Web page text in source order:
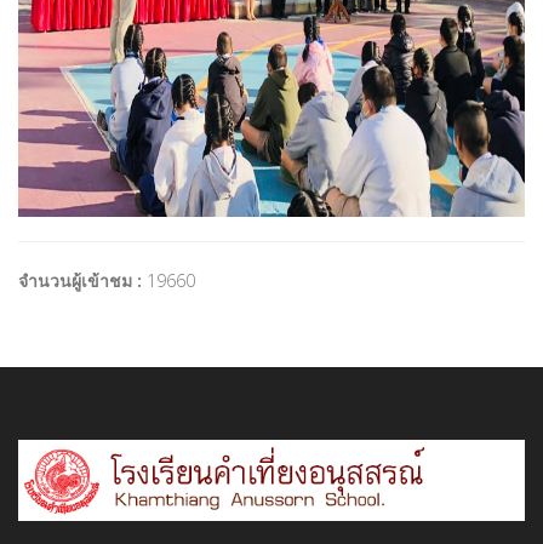
จำนวนผู้เข้าชม : 19660